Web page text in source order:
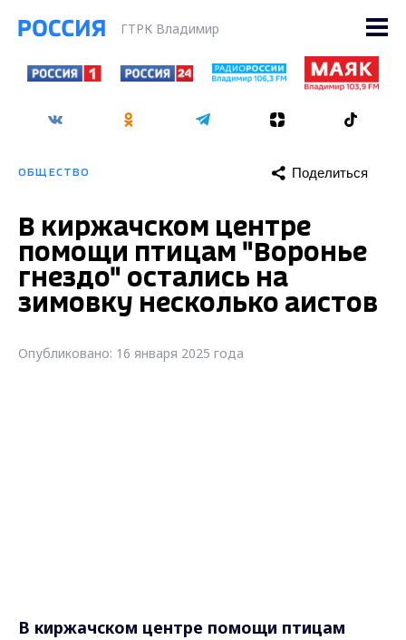
ГТРК Владимир
ОБЩЕСТВО Поделиться
В киржачском центре
помощи птицам "Воронье
гнездо" остались на
зимовку несколько аистов
Опубликовано: 16 января 2025 года
В киржачском центре помощи птицам